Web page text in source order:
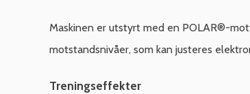
Maskinen er utstyrt med en POLAR®-
motstandsnivåer, som kan justeres
Treningseffekter